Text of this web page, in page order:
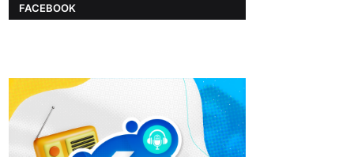
FACEBOOK